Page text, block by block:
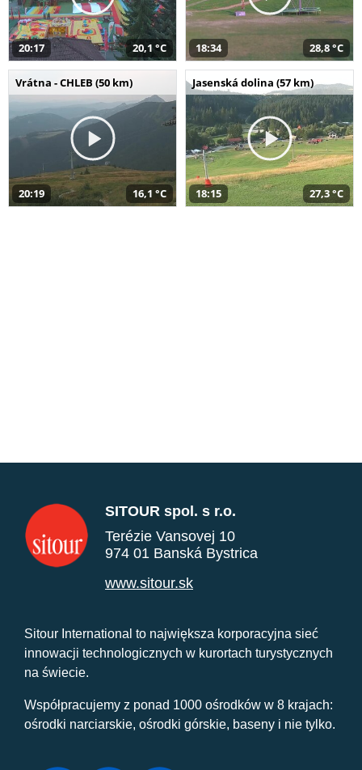
20:17 20,1 °C 18:34 28,8 °C
Vrátna - CHLEB (50 km)
20:19 16,1 °C
Jasenská dolina (57 km)
18:15 27,3 °C
SITOUR spol. s r.o.
Terézie Vansovej 10
974 01 Banská Bystrica
www.sitour.sk
Sitour International to największa korporacyjna sieć
innowacji technologicznych w kurortach turystycznych
na świecie.
Współpracujemy z ponad 1000 ośrodków w 8 krajach:
ośrodki narciarskie, ośrodki górskie, baseny i nie tylko.